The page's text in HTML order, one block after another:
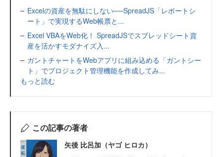
Excelの資産を無駄にしない──SpreadJS「レポートシ
ート」で実現するWeb帳票と...
Excel VBAをWeb化！ SpreadJSでスプレッドシート資
産を活かすモダナイズ入...
ガントチャートをWebアプリに組み込める「ガントシー
ト」でプロジェクト管理機能を作成してみ...
もっと読む
この記事の著者
矢後 比呂加（ヤゴ ヒロカ）